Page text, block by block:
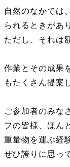
自然のなかでは
られるときがあ
ただし、それは
作業とその成果
もたくさん提案
ご参加者のみな
フの皆様、ほん
重量物を運ぶ経
ぜひ誇りに思っ